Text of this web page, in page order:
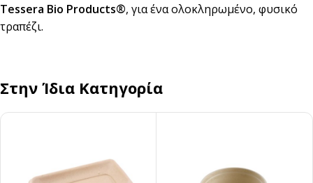
Tessera Bio Products®, για ένα ολοκληρωμένο, φυσικό
τραπέζι.
Στην Ίδια Κατηγορία